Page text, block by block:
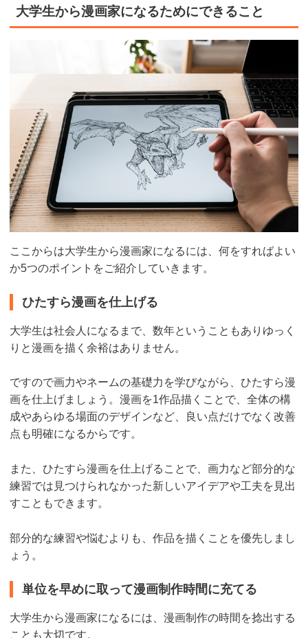
大学生から漫画家になるためにできること
ここからは大学生から漫画家になるには、何をすればよい
か5つのポイントをご紹介していきます。
ひたすら漫画を仕上げる
大学生は社会人になるまで、数年ということもありゆっく
りと漫画を描く余裕はありません。
ですので画力やネームの基礎力を学びながら、ひたすら漫
画を仕上げましょう。漫画を1作品描くことで、全体の構
成やあらゆる場面のデザインなど、良い点だけでなく改善
点も明確になるからです。
また、ひたすら漫画を仕上げることで、画力など部分的な
練習では見つけられなかった新しいアイデアや工夫を見出
すこともできます。
部分的な練習や悩むよりも、作品を描くことを優先しまし
ょう。
単位を早めに取って漫画制作時間に充てる
大学生から漫画家になるには、漫画制作の時間を捻出する
ことも大切です。